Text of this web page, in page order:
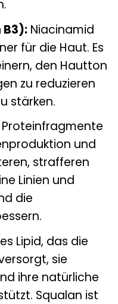
Niacinamid
für die Haut. Es
den Hautton
zu reduzieren
stärken.
und
strafferen
Linien und
die
Lipid, das die
sie
ihre natürliche
Squalan ist